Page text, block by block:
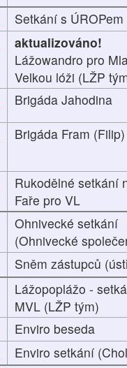
Setkání s ÚROPem
aktualizováno!
Lážowandro pro
Velkou lóži (LŽP
Brigáda Jahodina
Brigáda Fram (Filip)
Rukodělné setkání
Faře pro VL
Ohnivecké setkání
(Ohnivecké
Sněm zástupců
Lážopoplážo -
MVL (LŽP tým)
Enviro beseda
Enviro setkání